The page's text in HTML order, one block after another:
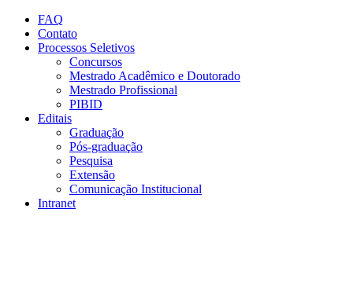
Conteúdo principal
FAQ
Contato
Processos Seletivos
Concursos
Mestrado Acadêmico e Doutorado
Mestrado Profissional
PIBID
Editais
Graduação
Pós-graduação
Pesquisa
Extensão
Comunicação Institucional
Intranet